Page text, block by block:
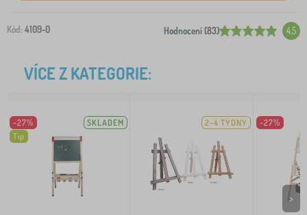
Kód: 4109-0 Hodnocení (83) 4.5
VÍCE Z KATEGORIE:
-27%
Tip
SKLADEM 2-4 TÝDNY -27%
>